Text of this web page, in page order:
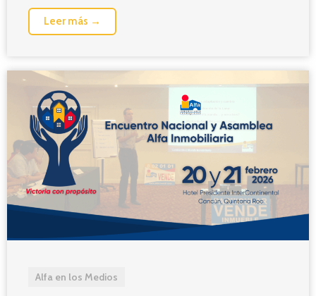
Leer más →
Alfa en los Medios